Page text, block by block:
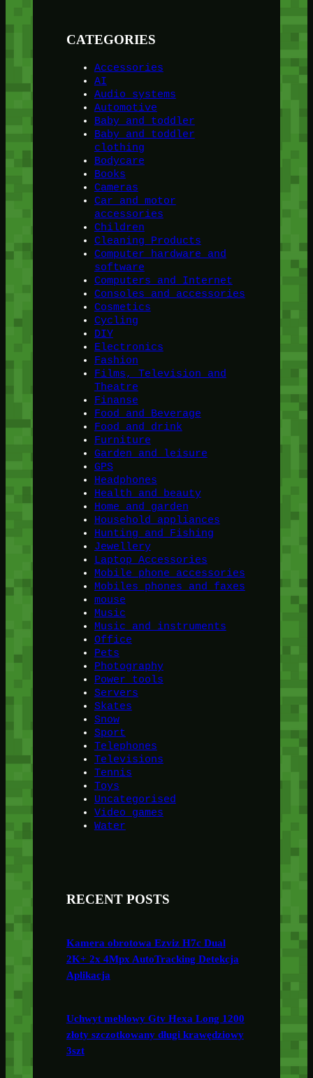
CATEGORIES
Accessories
AI
Audio systems
Automotive
Baby and toddler
Baby and toddler
clothing
Bodycare
Books
Cameras
Car and motor
accessories
Children
Cleaning Products
Computer hardware and
software
Computers and Internet
Consoles and accessories
Cosmetics
Cycling
DIY
Electronics
Fashion
Films, Television and
Theatre
Finanse
Food and Beverage
Food and drink
Furniture
Garden and leisure
GPS
Headphones
Health and beauty
Home and garden
Household appliances
Hunting and Fishing
Jewellery
Laptop Accessories
Mobile phone accessories
Mobiles phones and faxes
mouse
Music
Music and instruments
Office
Pets
Photography
Power tools
Servers
Skates
Snow
Sport
Telephones
Televisions
Tennis
Toys
Uncategorised
Video games
Water
RECENT POSTS
Kamera obrotowa Ezviz H7c Dual
2K+ 2x 4Mpx AutoTracking Detekcja
Aplikacja
Uchwyt meblowy Gtv Hexa Long 1200
złoty szczotkowany długi krawędziowy
3szt